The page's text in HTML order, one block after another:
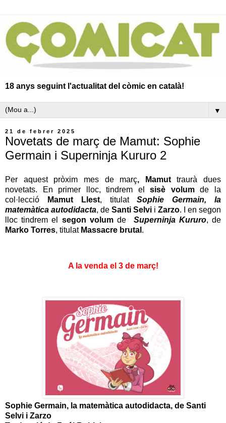
18 anys seguint l'actualitat del còmic en català!
▼
21 de febrer 2025
Novetats de març de Mamut: Sophie
Germain i Superninja Kururo 2
Per aquest pròxim mes de març, Mamuttraurà dues
novetats. En primer lloc, tindrem elsisè volumde la
col·lecció
Mamut Llest, titulatSophie Germain, la
matemàtica autodidacta, de Santi Selvi i Zarzo. I en segon
lloc tindrem el segon volumde Superninja Kururo, de
Marko Torres, titulat Massacre brutal .
A la venda el 3 de març!
Sophie Germain, la matemàtica autodidacta, de Santi
Selvi i Zarzo